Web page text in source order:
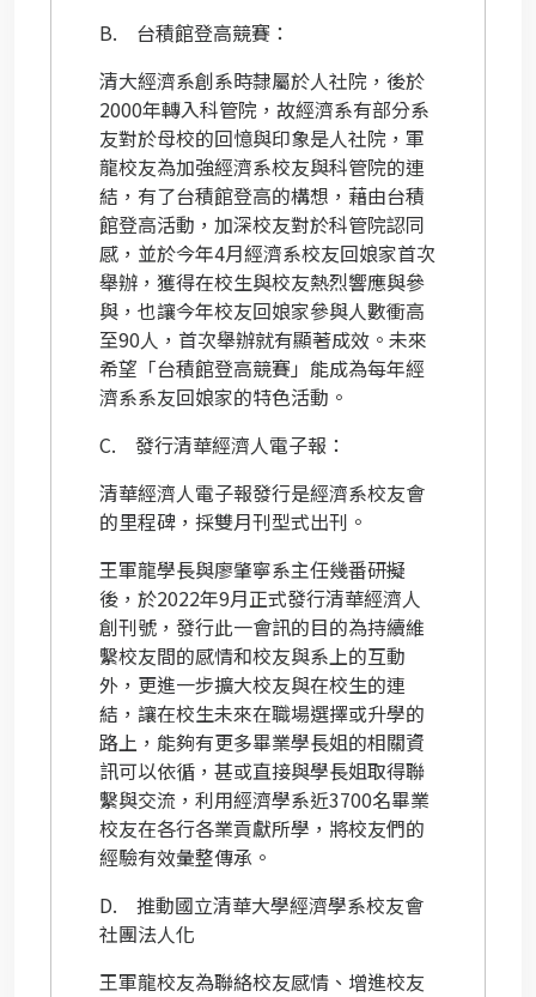
B. 台積館登高競賽：
清大經濟系創系時隸屬於人社院，後於
2000年轉入科管院，故經濟系有部分系
友對於母校的回憶與印象是人社院，軍
龍校友為加強經濟系校友與科管院的連
結，有了台積館登高的構想，藉由台積
館登高活動，加深校友對於科管院認同
感，並於今年4月經濟系校友回娘家首次
舉辦，獲得在校生與校友熱烈響應與參
與，也讓今年校友回娘家參與人數衝高
至90人，首次舉辦就有顯著成效。未來
希望「台積館登高競賽」能成為每年經
濟系系友回娘家的特色活動。
C. 發行清華經濟人電子報：
清華經濟人電子報發行是經濟系校友會
的里程碑，採雙月刊型式出刊。
王軍龍學長與廖肇寧系主任幾番研擬
後，於2022年9月正式發行清華經濟人
創刊號，發行此一會訊的目的為持續維
繫校友間的感情和校友與系上的互動
外，更進一步擴大校友與在校生的連
結，讓在校生未來在職場選擇或升學的
路上，能夠有更多畢業學長姐的相關資
訊可以依循，甚或直接與學長姐取得聯
繫與交流，利用經濟學系近3700名畢業
校友在各行各業貢獻所學，將校友們的
經驗有效彙整傳承。
D. 推動國立清華大學經濟學系校友會
社團法人化
王軍龍校友為聯絡校友感情、增進校友